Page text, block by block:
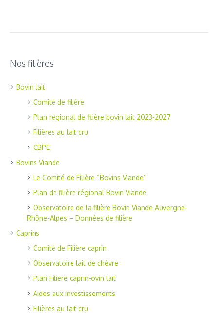
Nos filières
Bovin lait
Comité de filière
Plan régional de filière bovin lait 2023-2027
Filières au lait cru
CBPE
Bovins Viande
Le Comité de Filière “Bovins Viande”
Plan de filière régional Bovin Viande
Observatoire de la filière Bovin Viande Auvergne-
Rhône-Alpes – Données de filière
Caprins
Comité de Filière caprin
Observatoire lait de chèvre
Plan Filiere caprin-ovin lait
Aides aux investissements
Filières au lait cru